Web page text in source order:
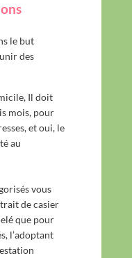
le but
des
Il doit
mois, pour
et oui, le
au
vous
de casier
que pour
l’adoptant